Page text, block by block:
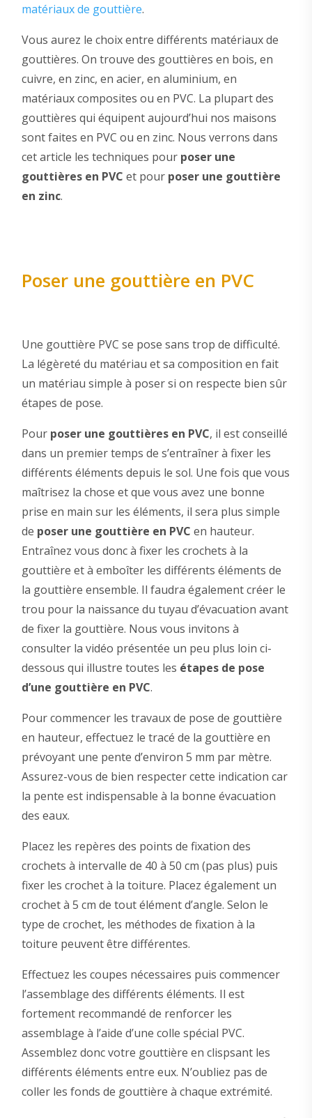
matériaux de gouttière.
Vous aurez le choix entre différents matériaux de
gouttières. On trouve des gouttières en bois, en
cuivre, en zinc, en acier, en aluminium, en
matériaux composites ou en PVC. La plupart des
gouttières qui équipent aujourd’hui nos maisons
sont faites en PVC ou en zinc. Nous verrons dans
cet article les techniques pour poser une
gouttières en PVC et pour poser une gouttière
en zinc.
Poser une gouttière en PVC
Une gouttière PVC se pose sans trop de difficulté.
La légèreté du matériau et sa composition en fait
un matériau simple à poser si on respecte bien sûr
étapes de pose.
Pour poser une gouttières en PVC, il est conseillé
dans un premier temps de s’entraîner à fixer les
différents éléments depuis le sol. Une fois que vous
maîtrisez la chose et que vous avez une bonne
prise en main sur les éléments, il sera plus simple
de poser une gouttière en PVC en hauteur.
Entraînez vous donc à fixer les crochets à la
gouttière et à emboîter les différents éléments de
la gouttière ensemble. Il faudra également créer le
trou pour la naissance du tuyau d’évacuation avant
de fixer la gouttière. Nous vous invitons à
consulter la vidéo présentée un peu plus loin ci-
dessous qui illustre toutes les étapes de pose
d’une gouttière en PVC.
Pour commencer les travaux de pose de gouttière
en hauteur, effectuez le tracé de la gouttière en
prévoyant une pente d’environ 5 mm par mètre.
Assurez-vous de bien respecter cette indication car
la pente est indispensable à la bonne évacuation
des eaux.
Placez les repères des points de fixation des
crochets à intervalle de 40 à 50 cm (pas plus) puis
fixer les crochet à la toiture. Placez également un
crochet à 5 cm de tout élément d’angle. Selon le
type de crochet, les méthodes de fixation à la
toiture peuvent être différentes.
Effectuez les coupes nécessaires puis commencer
l’assemblage des différents éléments. Il est
fortement recommandé de renforcer les
assemblage à l’aide d’une colle spécial PVC.
Assemblez donc votre gouttière en clispsant les
différents éléments entre eux. N’oubliez pas de
coller les fonds de gouttière à chaque extrémité.